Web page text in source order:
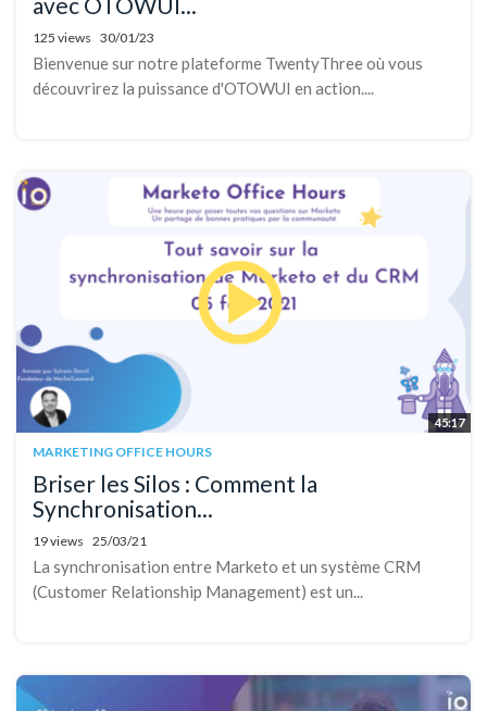
125 views 30/01/23
Bienvenue sur notre plateforme TwentyThree où vous
découvrirez la puissance d'OTOWUI en action....
45:17
MARKETING OFFICE HOURS
Briser les Silos : Comment la
Synchronisation...
19 views 25/03/21
La synchronisation entre Marketo et un système CRM
(Customer Relationship Management) est un...